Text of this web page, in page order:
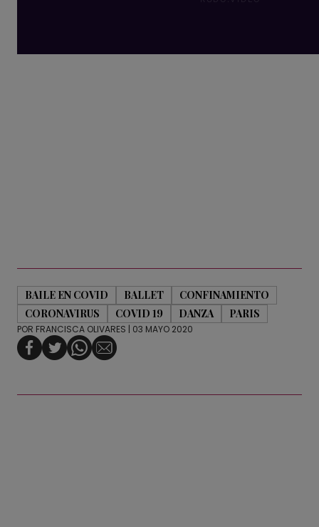
BAILE EN COVID BALLET
CONFINAMIENTO
CORONAVIRUS
COVID 19 DANZA PARIS
POR FRANCISCA OLIVARES | 03 MAYO 2020